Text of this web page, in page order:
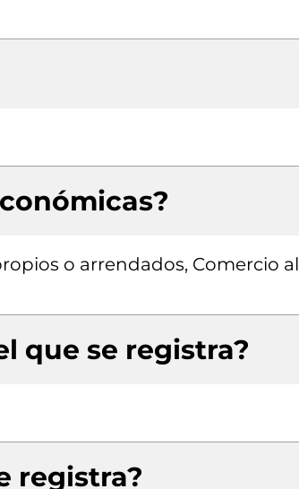
o arrendados, Comercio al
que se registra?
registra?